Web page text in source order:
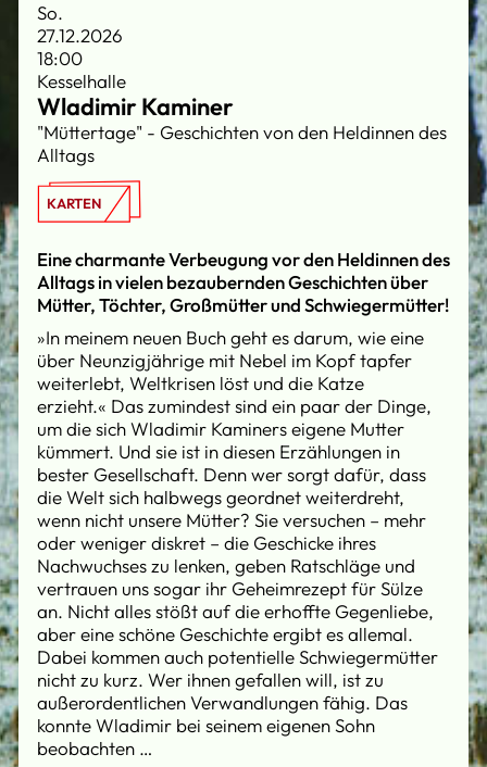
So.
27.12.2026
18:00
Kesselhalle
Wladimir Kaminer
"Müttertage" - Geschichten von den Heldinnen des
Alltags
KARTEN
Eine charmante Verbeugung vor den Heldinnen des
Alltags in vielen bezaubernden Geschichten über
Mütter, Töchter, Großmütter und Schwiegermütter!
»In meinem neuen Buch geht es darum, wie eine
über Neunzigjährige mit Nebel im Kopf tapfer
weiterlebt, Weltkrisen löst und die Katze
erzieht.« Das zumindest sind ein paar der Dinge,
um die sich Wladimir Kaminers eigene Mutter
kümmert. Und sie ist in diesen Erzählungen in
bester Gesellschaft. Denn wer sorgt dafür, dass
die Welt sich halbwegs geordnet weiterdreht,
wenn nicht unsere Mütter? Sie versuchen – mehr
oder weniger diskret – die Geschicke ihres
Nachwuchses zu lenken, geben Ratschläge und
vertrauen uns sogar ihr Geheimrezept für Sülze
an. Nicht alles stößt auf die erhoffte Gegenliebe,
aber eine schöne Geschichte ergibt es allemal.
Dabei kommen auch potentielle Schwiegermütter
nicht zu kurz. Wer ihnen gefallen will, ist zu
außerordentlichen Verwandlungen fähig. Das
konnte Wladimir bei seinem eigenen Sohn
beobachten …